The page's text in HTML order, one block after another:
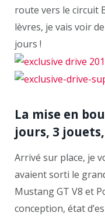
route vers le circuit
lèvres, je vais voir
jours !
La mise en
jours, 3
Arrivé sur place, je
avaient sorti le
Mustang GT V8 et
conception, état